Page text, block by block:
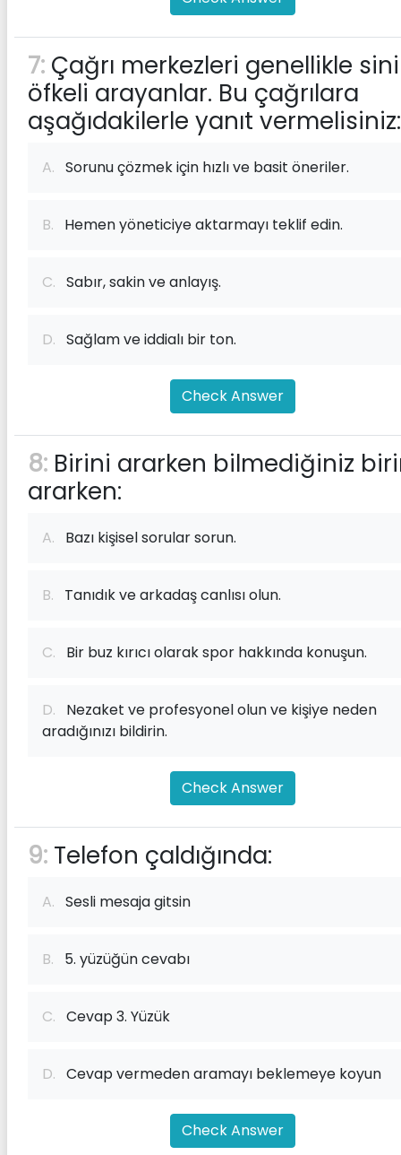
7: Çağrı merkezleri genellikle
öfkeli arayanlar. Bu çağrılara
aşağıdakilerle yanıt vermelisiniz:
A. Sorunu çözmek için hızlı ve basit öneriler.
B. Hemen yöneticiye aktarmayı teklif edin.
C. Sabır, sakin ve anlayış.
D. Sağlam ve iddialı bir ton.
Check Answer
8: Birini ararken bilmediğiniz
ararken:
A. Bazı kişisel sorular sorun.
B. Tanıdık ve arkadaş canlısı olun.
C. Bir buz kırıcı olarak spor hakkında konuşun.
D. Nezaket ve profesyonel olun ve kişiye neden
aradığınızı bildirin.
Check Answer
9: Telefon çaldığında:
A. Sesli mesaja gitsin
B. 5. yüzüğün cevabı
C. Cevap 3. Yüzük
D. Cevap vermeden aramayı beklemeye koyun
Check Answer